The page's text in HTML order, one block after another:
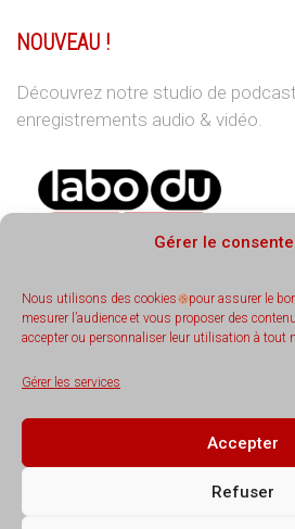
Gérer le
Nous utilisons des cookies
pour assurer le
mesurer l’audience et vous proposer des
accepter ou personnaliser leur utilisation à tout
Gérer les services
Accepter
Refuser
NOUVEAU !
Découvrez notre studio de
enregistrements audio & vidéo.
REJOIGNEZ-NOUS